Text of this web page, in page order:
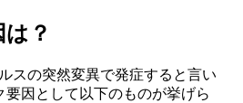
？
スの突然変異で発症すると言い
要因として以下のものが挙げら